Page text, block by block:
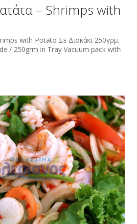
– Shrimps with
with Potato Σε Δισκάκι 250γρμ.
/ 250grm in Tray Vacuum pack with